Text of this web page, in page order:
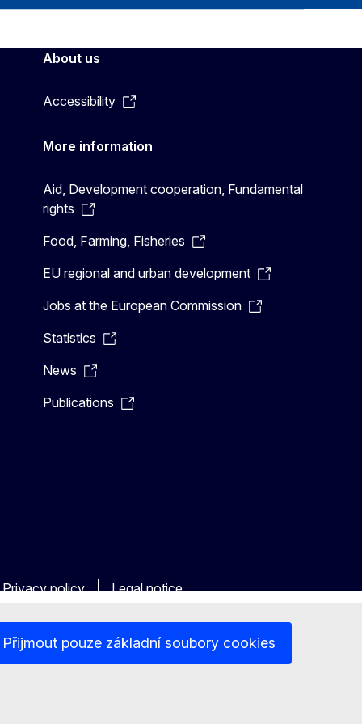
Přijmout pouze základní soubory cookies
About us
Accessibility
More information
Aid, Development cooperation, Fundamental
rights
Food, Farming, Fisheries
EU regional and urban development
Jobs at the European Commission
Statistics
News
Publications
Privacy policy Legal notice